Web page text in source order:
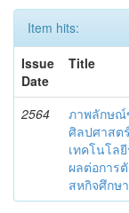
Item hits:
Issue
Date
Title
2564
ภาพลักษณ์
ศิลปศาสต
เทคโนโล
ผลต่อการ
สหกิจศึกษ